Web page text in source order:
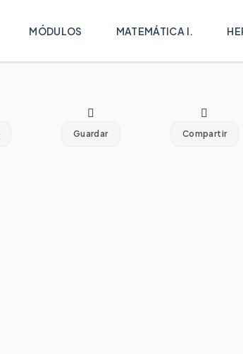
MÓDULOS MATEMÁTICA I.
Guardar Compartir